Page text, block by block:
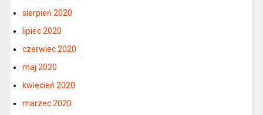
sierpień 2020
lipiec 2020
czerwiec 2020
maj 2020
kwiecień 2020
marzec 2020